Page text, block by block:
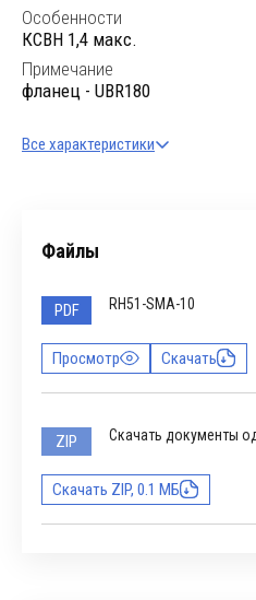
Особенности
КСВН 1,4 макс.
Примечание
фланец - UBR180
Все характеристики
Файлы
PDF RH51-SMA-10
Просмотр Скачать
ZIP Скачать документы
Скачать ZIP, 0.1 МБ